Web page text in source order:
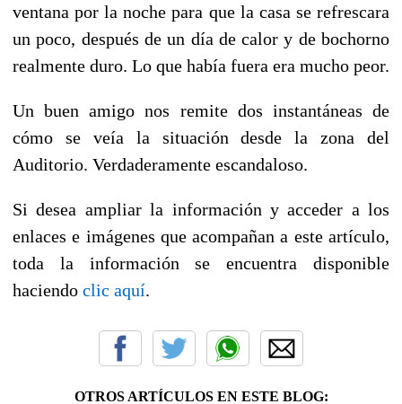
ventana por la noche para que la casa se refrescara
un poco, después de un día de calor y de bochorno
realmente duro. Lo que había fuera era mucho peor.
Un buen amigo nos remite dos instantáneas de
cómo se veía la situación desde la zona del
Auditorio. Verdaderamente escandaloso.
Si desea ampliar la información y acceder a los
enlaces e imágenes que acompañan a este artículo,
toda la información se encuentra disponible
haciendo clic aquí.
OTROS ARTÍCULOS EN ESTE BLOG: